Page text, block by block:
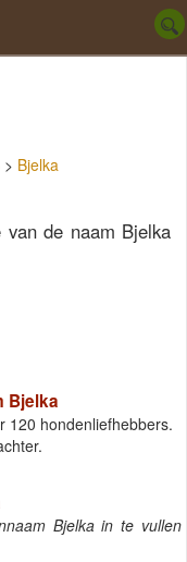
> Bjelka
de naam Bjelka
Bjelka
120 hondenliefhebbers.
Bjelka in te vullen